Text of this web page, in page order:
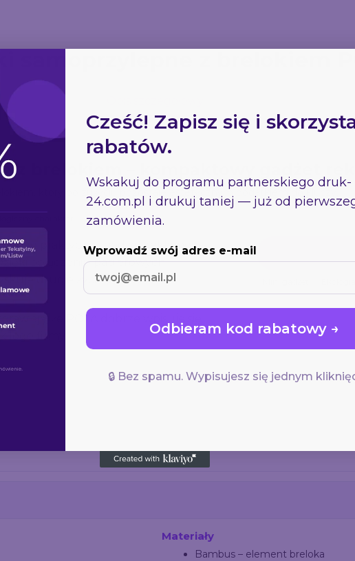
samoprzylepne z brelokiem
z brelokiem – kompaktowy gadżet
który po zużyciu pozostaje estetycznym dodatkiem do kluczy.
praktyczny gadżet reklamowy,
połączeniu papierowych
drugie życie jako brelok.
że POLA dobrze wpisuje się
logo firmy.
Materiały
Bambus – element breloka
Cześć! Zapisz się i
rabatów.
Wskakuj do programu partnerskiego druk-
24.com.pl i drukuj taniej — już od
zamówienia.
Wprowadź swój adres e-mail
Odbieram kod rabatowy →
🔒 Bez spamu. Wypisujesz się jednym